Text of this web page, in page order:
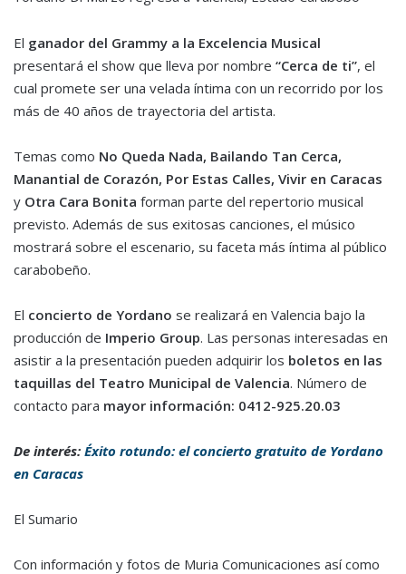
El ganador del Grammy a la Excelencia Musical
presentará el show que lleva por nombre “Cerca de ti”, el
cual promete ser una velada íntima con un recorrido por los
más de 40 años de trayectoria del artista.
Temas como No Queda Nada, Bailando Tan Cerca,
Manantial de Corazón, Por Estas Calles, Vivir en Caracas
y Otra Cara Bonita forman parte del repertorio musical
previsto. Además de sus exitosas canciones, el músico
mostrará sobre el escenario, su faceta más íntima al público
carabobeño.
El concierto de Yordano se realizará en Valencia bajo la
producción de Imperio Group. Las personas interesadas en
asistir a la presentación pueden adquirir los boletos en las
taquillas del Teatro Municipal de Valencia. Número de
contacto para mayor información: 0412-925.20.03
De interés: Éxito rotundo: el concierto gratuito de Yordano
en Caracas
El Sumario
Con información y fotos de Muria Comunicaciones así como